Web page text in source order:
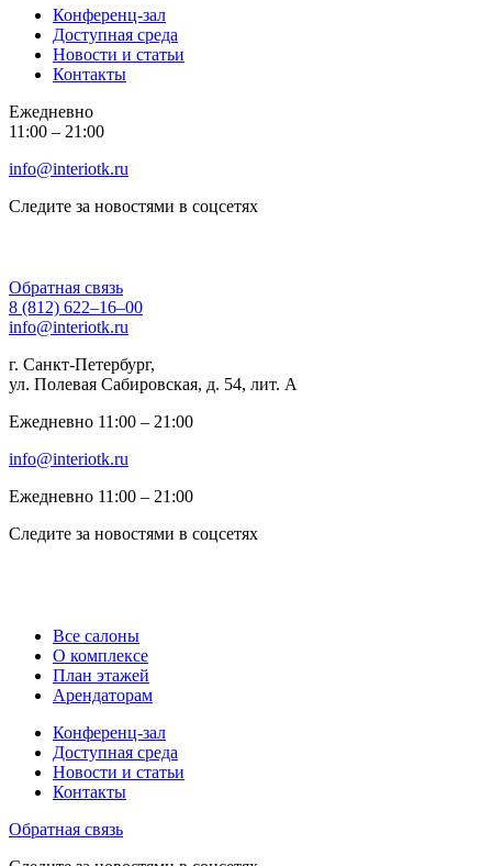
Конференц-зал
Доступная среда
Новости и статьи
Контакты
Ежедневно
11:00 ‒ 21:00
info@interiotk.ru
Следите за новостями в соцсетях
Обратная связь
8 (812) 622‒16‒00
info@interiotk.ru
г. Санкт-Петербург,
ул. Полевая Сабировская, д. 54, лит. А
Ежедневно 11:00 ‒ 21:00
info@interiotk.ru
Ежедневно 11:00 ‒ 21:00
Следите за новостями в соцсетях
Все салоны
О комплексе
План этажей
Арендаторам
Конференц-зал
Доступная среда
Новости и статьи
Контакты
Обратная связь